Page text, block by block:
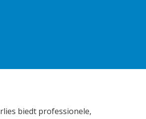
biedt professionele,